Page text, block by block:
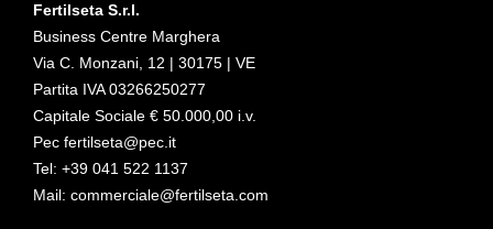
Fertilseta S.r.l.
Business Centre Marghera
Via C. Monzani, 12 | 30175 | VE
Partita IVA 03266250277
Capitale Sociale € 50.000,00 i.v.
Pec fertilseta@pec.it
Tel: +39 041 522 1137
Mail: commerciale@fertilseta.com